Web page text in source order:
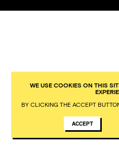
WE USE COOKIES ON THIS
BY CLICKING THE ACCEPT
ACCEPT